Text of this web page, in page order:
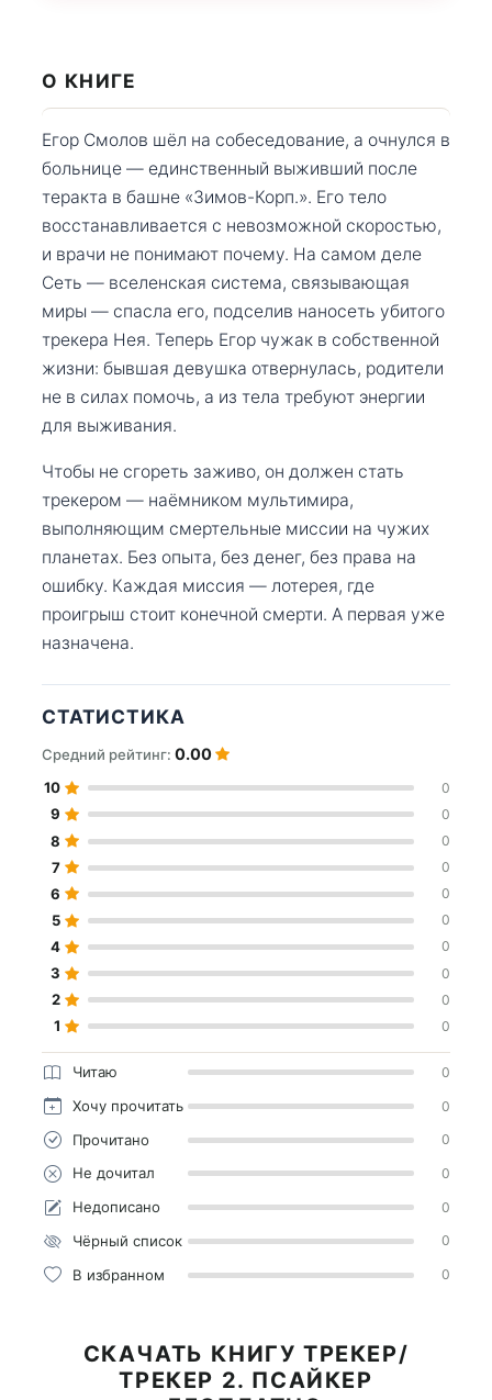
О КНИГЕ
Егор Смолов шёл на собеседование, а очнулся в
больнице — единственный выживший после
теракта в башне «Зимов-Корп.». Его тело
восстанавливается с невозможной скоростью,
и врачи не понимают почему. На самом деле
Сеть — вселенская система, связывающая
миры — спасла его, подселив наносеть убитого
трекера Нея. Теперь Егор чужак в собственной
жизни: бывшая девушка отвернулась, родители
не в силах помочь, а из тела требуют энергии
для выживания.
Чтобы не сгореть заживо, он должен стать
трекером — наёмником мультимира,
выполняющим смертельные миссии на чужих
планетах. Без опыта, без денег, без права на
ошибку. Каждая миссия — лотерея, где
проигрыш стоит конечной смерти. А первая уже
назначена.
СТАТИСТИКА
Средний рейтинг: 0.00
10 0
9 0
8 0
7 0
6 0
5 0
4 0
3 0
2 0
1 0
Читаю 0
Хочу прочитать 0
Прочитано 0
Не дочитал 0
Недописано 0
Чёрный список 0
В избранном 0
СКАЧАТЬ КНИГУ ТРЕКЕР/
ТРЕКЕР 2. ПСАЙКЕР